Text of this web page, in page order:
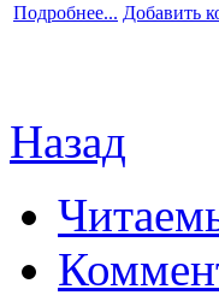
Подробнее... Добавить
Назад